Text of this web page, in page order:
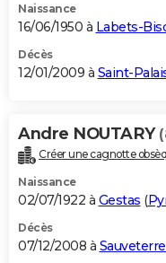
Naissance
16/06/1950 à Labets-
Décès
12/01/2009 à Saint-
Andre NOUTARY
Créer une cagnotte
Naissance
02/07/1922 à Gestas (
Décès
07/12/2008 à